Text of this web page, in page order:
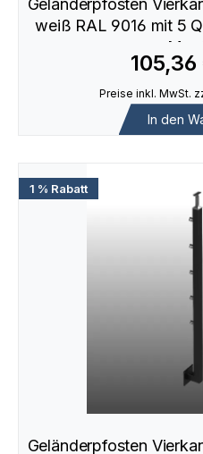
Geländerpfosten
weiß RAL 9016 mit 5
105,36
Preise inkl. MwSt.
In den
1 % Rabatt
Geländerpfosten